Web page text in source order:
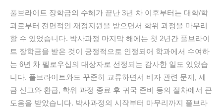
풀브라이트 장학금의 수혜가 끝난 3년 차 이후부터는 대학/학
과로부터 전면적인 재정지원을 받으면서 학위 과정을 마무리
할 수 있었습니다. 박사과정 마지막 해에는 첫 2년간 풀브라이
트 장학금을 받은 것이 긍정적으로 인정되어 학과에서 수여하
는 6년 차 펠로우십의 대상자로 선정되는 감사한 일도 있었습
니다. 풀브라이트와도 꾸준히 교류하면서 비자 관련 문제, 세
금 신고와 환급, 학위 과정 종료 후 귀국 준비 등의 절차에서 큰
도움을 받았습니다. 박사과정의 시작부터 마무리까지 풀브라